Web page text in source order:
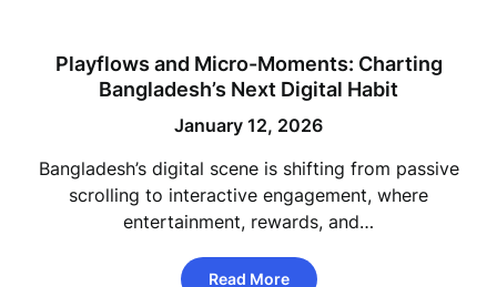
Playflows and Micro-Moments: Charting
Bangladesh’s Next Digital Habit
January 12, 2026
Bangladesh’s digital scene is shifting from passive
scrolling to interactive engagement, where
entertainment, rewards, and…
Read More